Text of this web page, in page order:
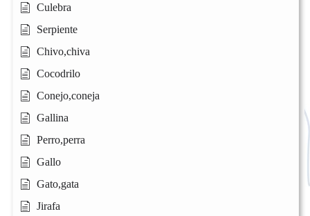
Culebra
Serpiente
Chivo,chiva
Cocodrilo
Conejo,coneja
Gallina
Perro,perra
Gallo
Gato,gata
Jirafa